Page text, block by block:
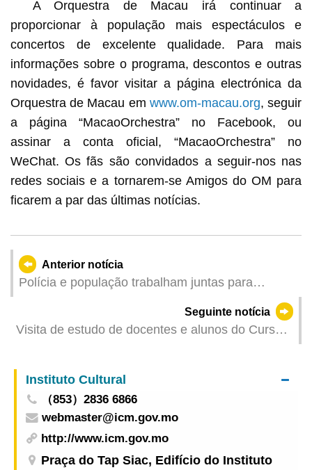
A Orquestra de Macau irá continuar a
proporcionar à população mais espectáculos e
concertos de excelente qualidade. Para mais
informações sobre o programa, descontos e outras
novidades, é favor visitar a página electrónica da
Orquestra de Macau em www.om-macau.org, seguir
a página “MacaoOrchestra” no Facebook, ou
assinar a conta oficial, “MacaoOrchestra” no
WeChat. Os fãs são convidados a seguir-nos nas
redes sociais e a tornarem-se Amigos do OM para
ficarem a par das últimas notícias.
Anterior notícia
Polícia e população trabalham juntas para
Seguinte notícia
Visita de estudo de docentes e alunos do Curso
Grande Baía
Instituto Cultural
（853）2836 6866
webmaster@icm.gov.mo
http://www.icm.gov.mo
Praça do Tap Siac, Edifício do Instituto